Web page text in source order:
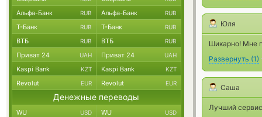
Юля
Шикарно! Мне
Развернуть (1)
Саша
Лучший
Альфа-Банк RUB Альфа-Банк RUB
Т-Банк RUB Т-Банк RUB
ВТБ RUB ВТБ RUB
Приват 24 UAH Приват 24 UAH
Kaspi Bank KZT Kaspi Bank KZT
Revolut EUR Revolut EUR
Денежные переводы
WU USD WU USD